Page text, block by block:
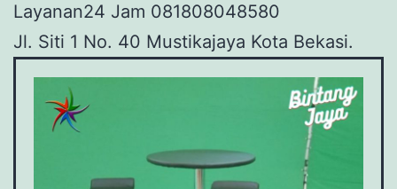
Layanan24 Jam 081808048580
Jl. Siti 1 No. 40 Mustikajaya Kota Bekasi.